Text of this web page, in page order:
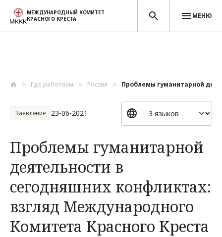
МЕЖДУНАРОДНЫЙ КОМИТЕТ
КРАСНОГО КРЕСТА
МЕНЮ
Где работаем Россия Проблемы гуманитарной
Заявление 23-06-2021
Проблемы гуманитарной
деятельности в
сегодняшних конфликтах:
взгляд Международного
Комитета Красного Креста